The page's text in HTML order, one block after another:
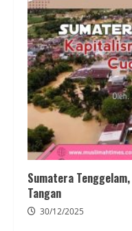
Sumatera
Tangan
30/12/2025